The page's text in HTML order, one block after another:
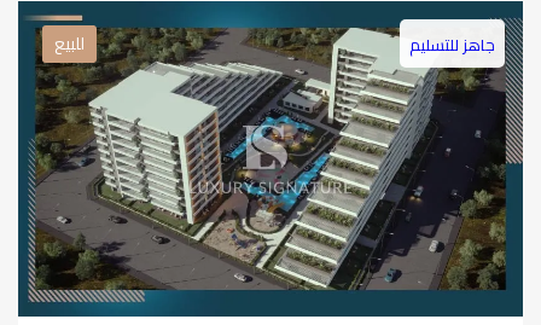
للبيع جاهز للتسليم